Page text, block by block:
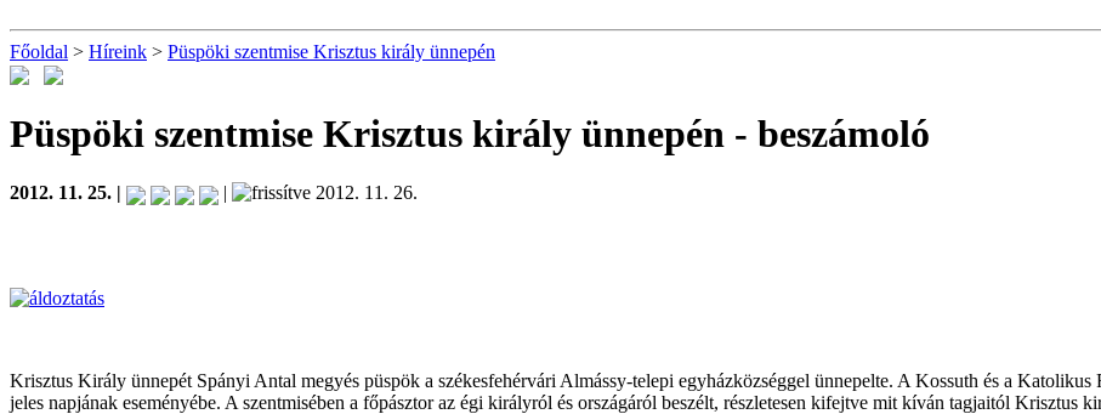
Főoldal > Híreink > Püspöki szentmise Krisztus király ünnepén
Püspöki szentmise Krisztus király ünnepén - beszámoló
2012. 11. 25. | | 2012. 11. 26.
Krisztus Király ünnepét Spányi Antal megyés püspök a székesfehérvári Almássy-telepi egyházközséggel ünnepelte. A Kossuth és a
jeles napjának eseményébe. A szentmisében a főpásztor az égi királyról és országáról beszélt, részletesen kifejtve mit kíván tagjaitól Krisztus